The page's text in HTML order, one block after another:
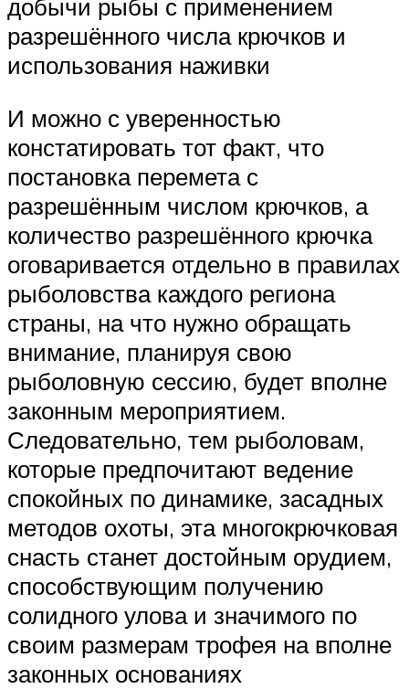
добычи рыбы с применением
разрешённого числа крючков и
использования наживки
И можно с уверенностью
констатировать тот факт, что
постановка перемета с
разрешённым числом крючков, а
количество разрешённого крючка
оговаривается отдельно в правилах
рыболовства каждого региона
страны, на что нужно обращать
внимание, планируя свою
рыболовную сессию, будет вполне
законным мероприятием.
Следовательно, тем рыболовам,
которые предпочитают ведение
спокойных по динамике, засадных
методов охоты, эта многокрючковая
снасть станет достойным орудием,
способствующим получению
солидного улова и значимого по
своим размерам трофея на вполне
законных основаниях